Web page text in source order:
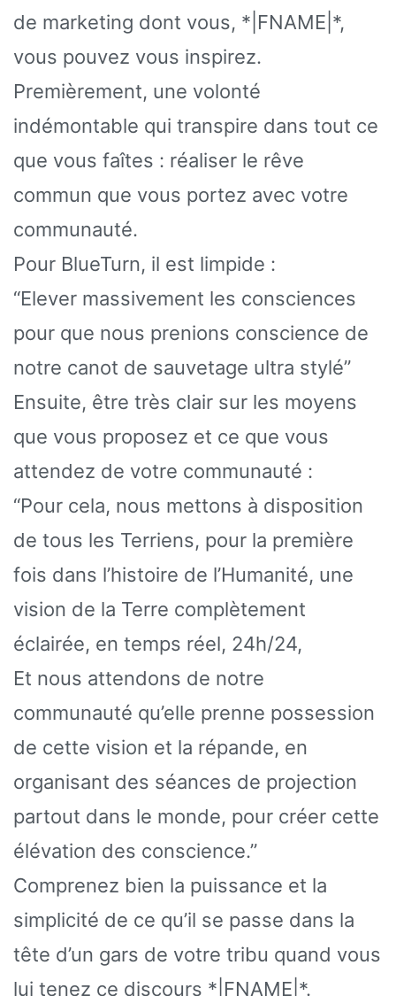
de marketing dont vous, *|FNAME|*,
vous pouvez vous inspirez.
Premièrement, une volonté
indémontable qui transpire dans tout ce
que vous faîtes : réaliser le rêve
commun que vous portez avec votre
communauté.
Pour BlueTurn, il est limpide :
“Elever massivement les consciences
pour que nous prenions conscience de
notre canot de sauvetage ultra stylé”
Ensuite, être très clair sur les moyens
que vous proposez et ce que vous
attendez de votre communauté :
“Pour cela, nous mettons à disposition
de tous les Terriens, pour la première
fois dans l’histoire de l’Humanité, une
vision de la Terre complètement
éclairée, en temps réel, 24h/24,
Et nous attendons de notre
communauté qu’elle prenne possession
de cette vision et la répande, en
organisant des séances de projection
partout dans le monde, pour créer cette
élévation des conscience.”
Comprenez bien la puissance et la
simplicité de ce qu’il se passe dans la
tête d’un gars de votre tribu quand vous
lui tenez ce discours *|FNAME|*.